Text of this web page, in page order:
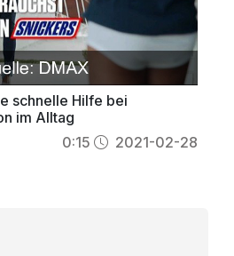
schnelle Hilfe bei
im Alltag
0:15 2021-02-28